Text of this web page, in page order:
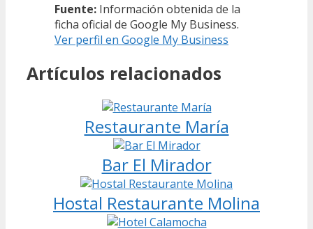
Fuente: Información obtenida de la
ficha oficial de Google My Business.
Ver perfil en Google My Business
Artículos relacionados
Restaurante María
Bar El Mirador
Hostal Restaurante Molina